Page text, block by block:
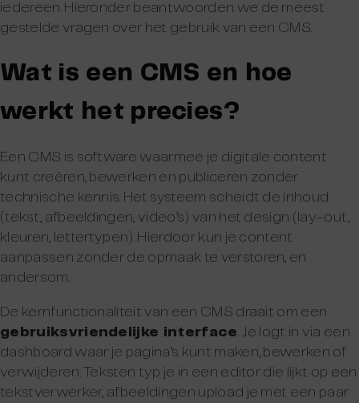
iedereen. Hieronder beantwoorden we de meest
gestelde vragen over het gebruik van een CMS.
Wat is een CMS en hoe
werkt het precies?
Een CMS is software waarmee je digitale content
kunt creëren, bewerken en publiceren zonder
technische kennis. Het systeem scheidt de inhoud
(tekst, afbeeldingen, video’s) van het design (lay-out,
kleuren, lettertypen). Hierdoor kun je content
aanpassen zonder de opmaak te verstoren, en
andersom.
De kernfunctionaliteit van een CMS draait om een
gebruiksvriendelijke interface. Je logt in via een
dashboard waar je pagina’s kunt maken, bewerken of
verwijderen. Teksten typ je in een editor die lijkt op een
tekstverwerker, afbeeldingen upload je met een paar